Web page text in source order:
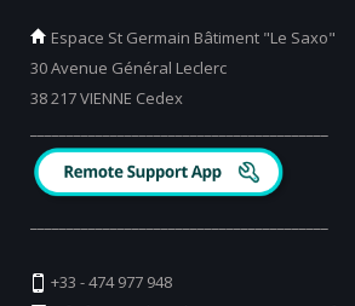
Espace St Germain Bâtiment "Le Saxo"
30 Avenue Général Leclerc
38 217 VIENNE Cedex
+33 - 474 977 948